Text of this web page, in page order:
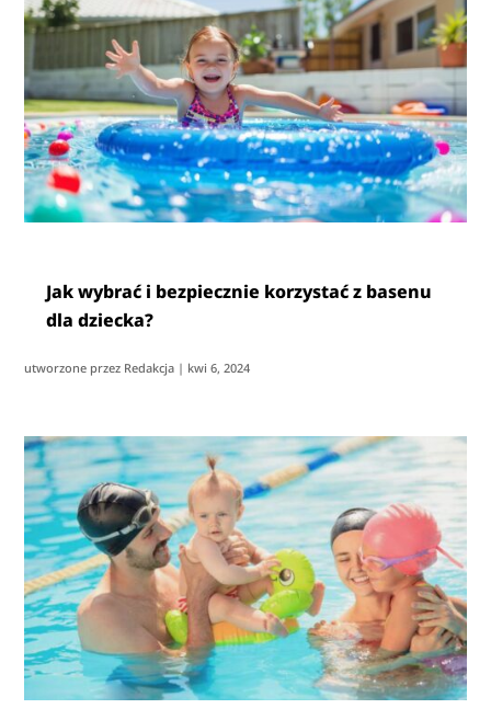
Jak wybrać i bezpiecznie korzystać z basenu
dla dziecka?
utworzone przez Redakcja | kwi 6, 2024